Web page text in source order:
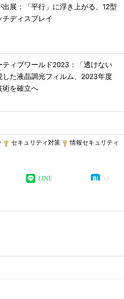
出展：「平行」に浮き上がる、12型
チディスプレイ
ティブワールド2023：「透けない
した液晶調光フィルム、2023年度
術を確立へ
セキュリティ対策
情報セキュリティ
LINE